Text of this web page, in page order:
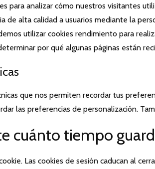
para analizar cómo nuestros visitantes
de alta calidad a usuarios mediante la
utilizar cookies rendimiento para
por qué algunas páginas están
que nos permiten recordar tus
las preferencias de personalización.
cuánto tiempo
Las cookies de sesión caducan al